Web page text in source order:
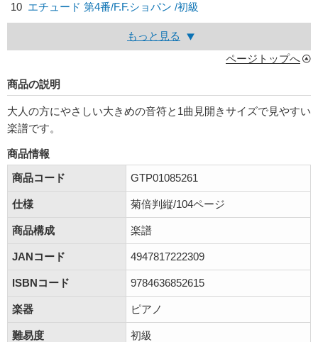
10 エチュード 第4番/F.F.ショパン /初級
もっと見る
ページトップへ
商品の説明
大人の方にやさしい大きめの音符と1曲見開きサイズで見やすい
楽譜です。
商品情報
商品コード
GTP01085261
仕様 菊倍判縦/104ページ
商品構成 楽譜
JANコード 4947817222309
ISBNコード 9784636852615
楽器 ピアノ
難易度 初級